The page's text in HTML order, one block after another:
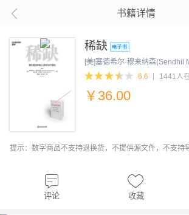
书籍详情
稀缺
[美]塞德希尔·穆来纳森(Sendhil
6.6
1441人
￥ 36.00
提示：数字商品不支持退换货，不提供源文件，不支持
评论 收藏